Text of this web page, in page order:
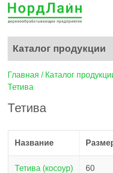
Каталог продукции
Строка
навигации
Главная Каталог
Тетива
Тетива
Название
Тетива (косоур) 60